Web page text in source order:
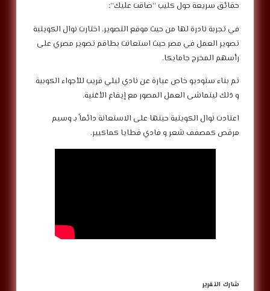
‎في تجربة نادرة لها من حيث موقع التصوير، اختارت نوال الكويتية
تصوير العمل في مصر حيث استعانت بطاقم تصوير مصري على
رأسهم المخرج جامايكا.
‎تم بناء ستوديو خاص عبارة عن نادي ليلي قريب للأجواء الكوبية
و ذلك ليتماشى العمل المصور مع إيقاع الأغنية.
‎اعتادت نوال الكويتية حينها على الاستعانة دائماً بـ وسيم
مرقص كمصفف شعر و فادي قطايا كماكيير.
شارك التقرير